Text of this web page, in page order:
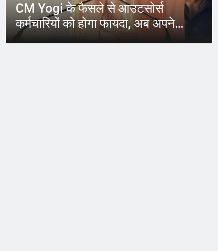
CM Yogi के फैसले से आउटसोर्स
कर्मचारियों को होगा फायदा, अब अपने
जिले में कर सकेंगे काम